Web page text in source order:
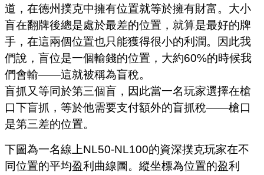
道，在德州撲克中擁有位置就等於擁有財富。大小
盲在翻牌後總是處於最差的位置，就算是最好的牌
手，在這兩個位置也只能獲得很小的利潤。因此我
們說，盲位是一個輸錢的位置，大約60%的時候我
們會輸——這就被稱為盲稅。
盲抓又等同於第三個盲，因此當一名玩家選擇在槍
口下盲抓，等於他需要支付額外的盲抓稅——槍口
是第三差的位置。
下圖為一名線上NL50-NL100的資深撲克玩家在不
同位置的平均盈利曲線圖。縱坐標為位置的盈利